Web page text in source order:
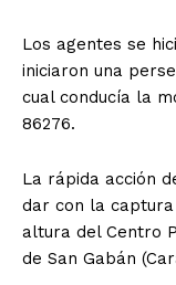
Los agentes se
iniciaron una
cual conducía la
86276.
La rápida acción
dar con la
altura del Centro
de San Gabán